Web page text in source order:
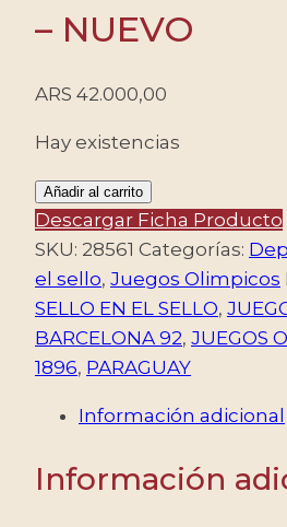
– NUEVO
ARS 42.000,00
Hay existencias
PARAGUAY/SELLOS,
1990
-
JUEGOS
OLIMPICOS
1896
-
1992
MICHEL
Añadir al carrito
Descargar Ficha Producto
SKU: 28561 Categorías:
el sello, Juegos Olimpicos
SELLO EN EL SELLO,
BARCELONA 92, JUEGOS
1896, PARAGUAY
Información adicional
Información